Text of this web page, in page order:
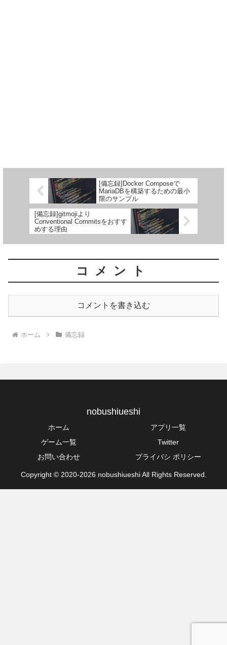
[備忘録]Docker Composeで
MariaDBを構築するための最小
限のサンプル
[備忘録]gitmojiより
Conventional Commitsをおすす
めする理由
コメント
コメントを書き込む
ホーム 備忘録
nobushiueshi
ホーム
アプリ一覧
ゲーム一覧
Twitter
お問い合わせ
プライバシ ポリシー
Copyright © 2020-2026 nobushiueshi All Rights Reserved.